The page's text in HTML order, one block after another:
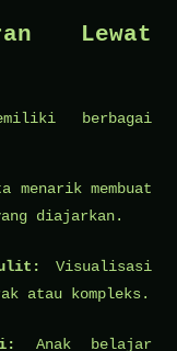
Lewat
berbagai
menarik membuat
diajarkan.
Visualisasi
atau kompleks.
Anak belajar